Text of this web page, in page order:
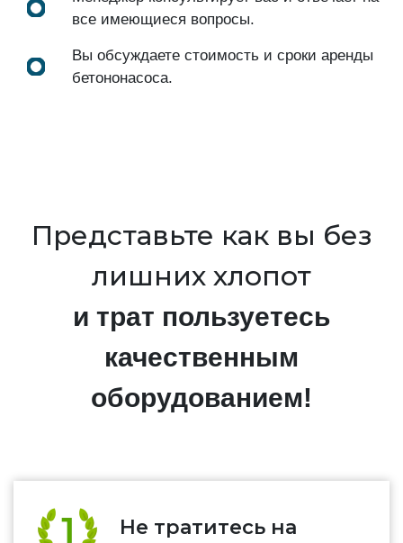
все имеющиеся вопросы.
Вы обсуждаете стоимость и сроки аренды
бетононасоса.
Представьте как вы без
лишних хлопот
и трат пользуетесь
качественным
оборудованием!
Не тратитесь на